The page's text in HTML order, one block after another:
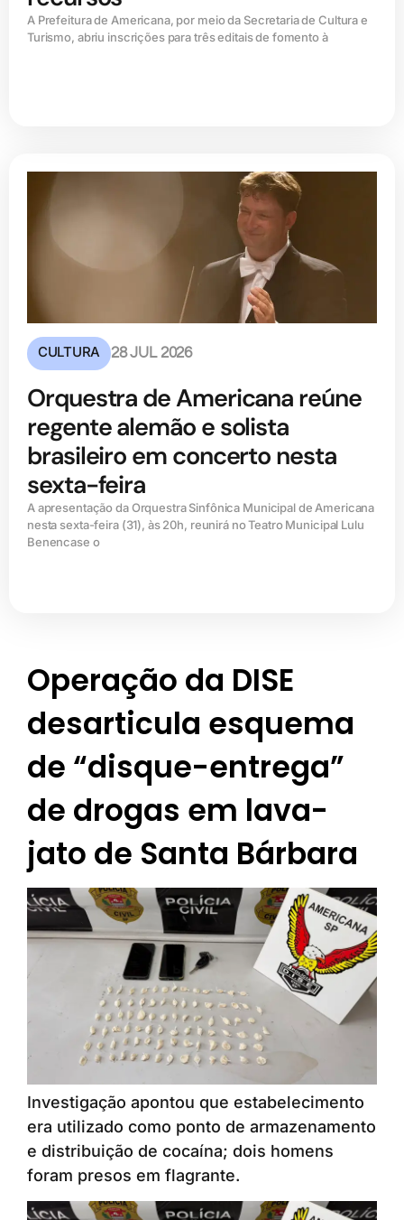
A Prefeitura de Americana, por meio da Secretaria de Cultura e
Turismo, abriu inscrições para três editais de fomento à
CULTURA 28 JUL 2026
Orquestra de Americana reúne
regente alemão e solista
brasileiro em concerto nesta
sexta-feira
A apresentação da Orquestra Sinfônica Municipal de Americana
nesta sexta-feira (31), às 20h, reunirá no Teatro Municipal Lulu
Benencase o
Operação da DISE
desarticula esquema
de “disque-entrega”
de drogas em lava-
jato de Santa Bárbara
Investigação apontou que estabelecimento
era utilizado como ponto de armazenamento
e distribuição de cocaína; dois homens
foram presos em flagrante.